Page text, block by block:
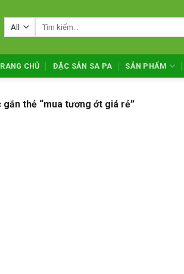
Tìm
CHỦ ĐẶC SẢN SA PA SẢN PHẨM
gắn thẻ “mua tương ớt giá rẻ”